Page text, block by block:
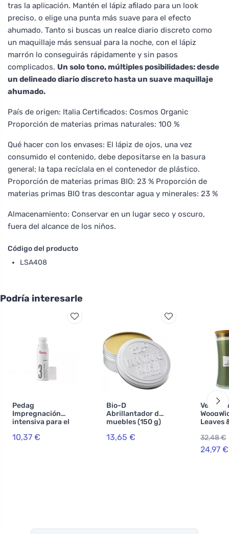
tras la aplicación. Mantén el lápiz afilado para un look
preciso, o elige una punta más suave para el efecto
ahumado. Tanto si buscas un realce diario discreto como
un maquillaje más sensual para la noche, con el lápiz
marrón lo conseguirás rápidamente y sin pasos
complicados. Un solo tono, múltiples posibilidades: desde
un delineado diario discreto hasta un suave maquillaje
ahumado.
País de origen: Italia Certificados: Cosmos Organic
Proporción de materias primas naturales: 100 %
Qué hacer con los envases: El lápiz de ojos, una vez
consumido el contenido, debe depositarse en la basura
general; la tapa recíclala en el contenedor de plástico.
Proporción de materias primas BIO: 23 % Proporción de
materias primas BIO tras descontar agua y minerales: 23 %
Almacenamiento: Conservar en un lugar seco y oscuro,
fuera del alcance de los niños.
Código del producto
LSA408
Podría interesarle
Pedag
Impregnación
intensiva para el
10,37 €
Bio-D
Abrillantador de
muebles (150 g)
13,65 €
Vela
Leaves
madera
32,48 €
24,97 €